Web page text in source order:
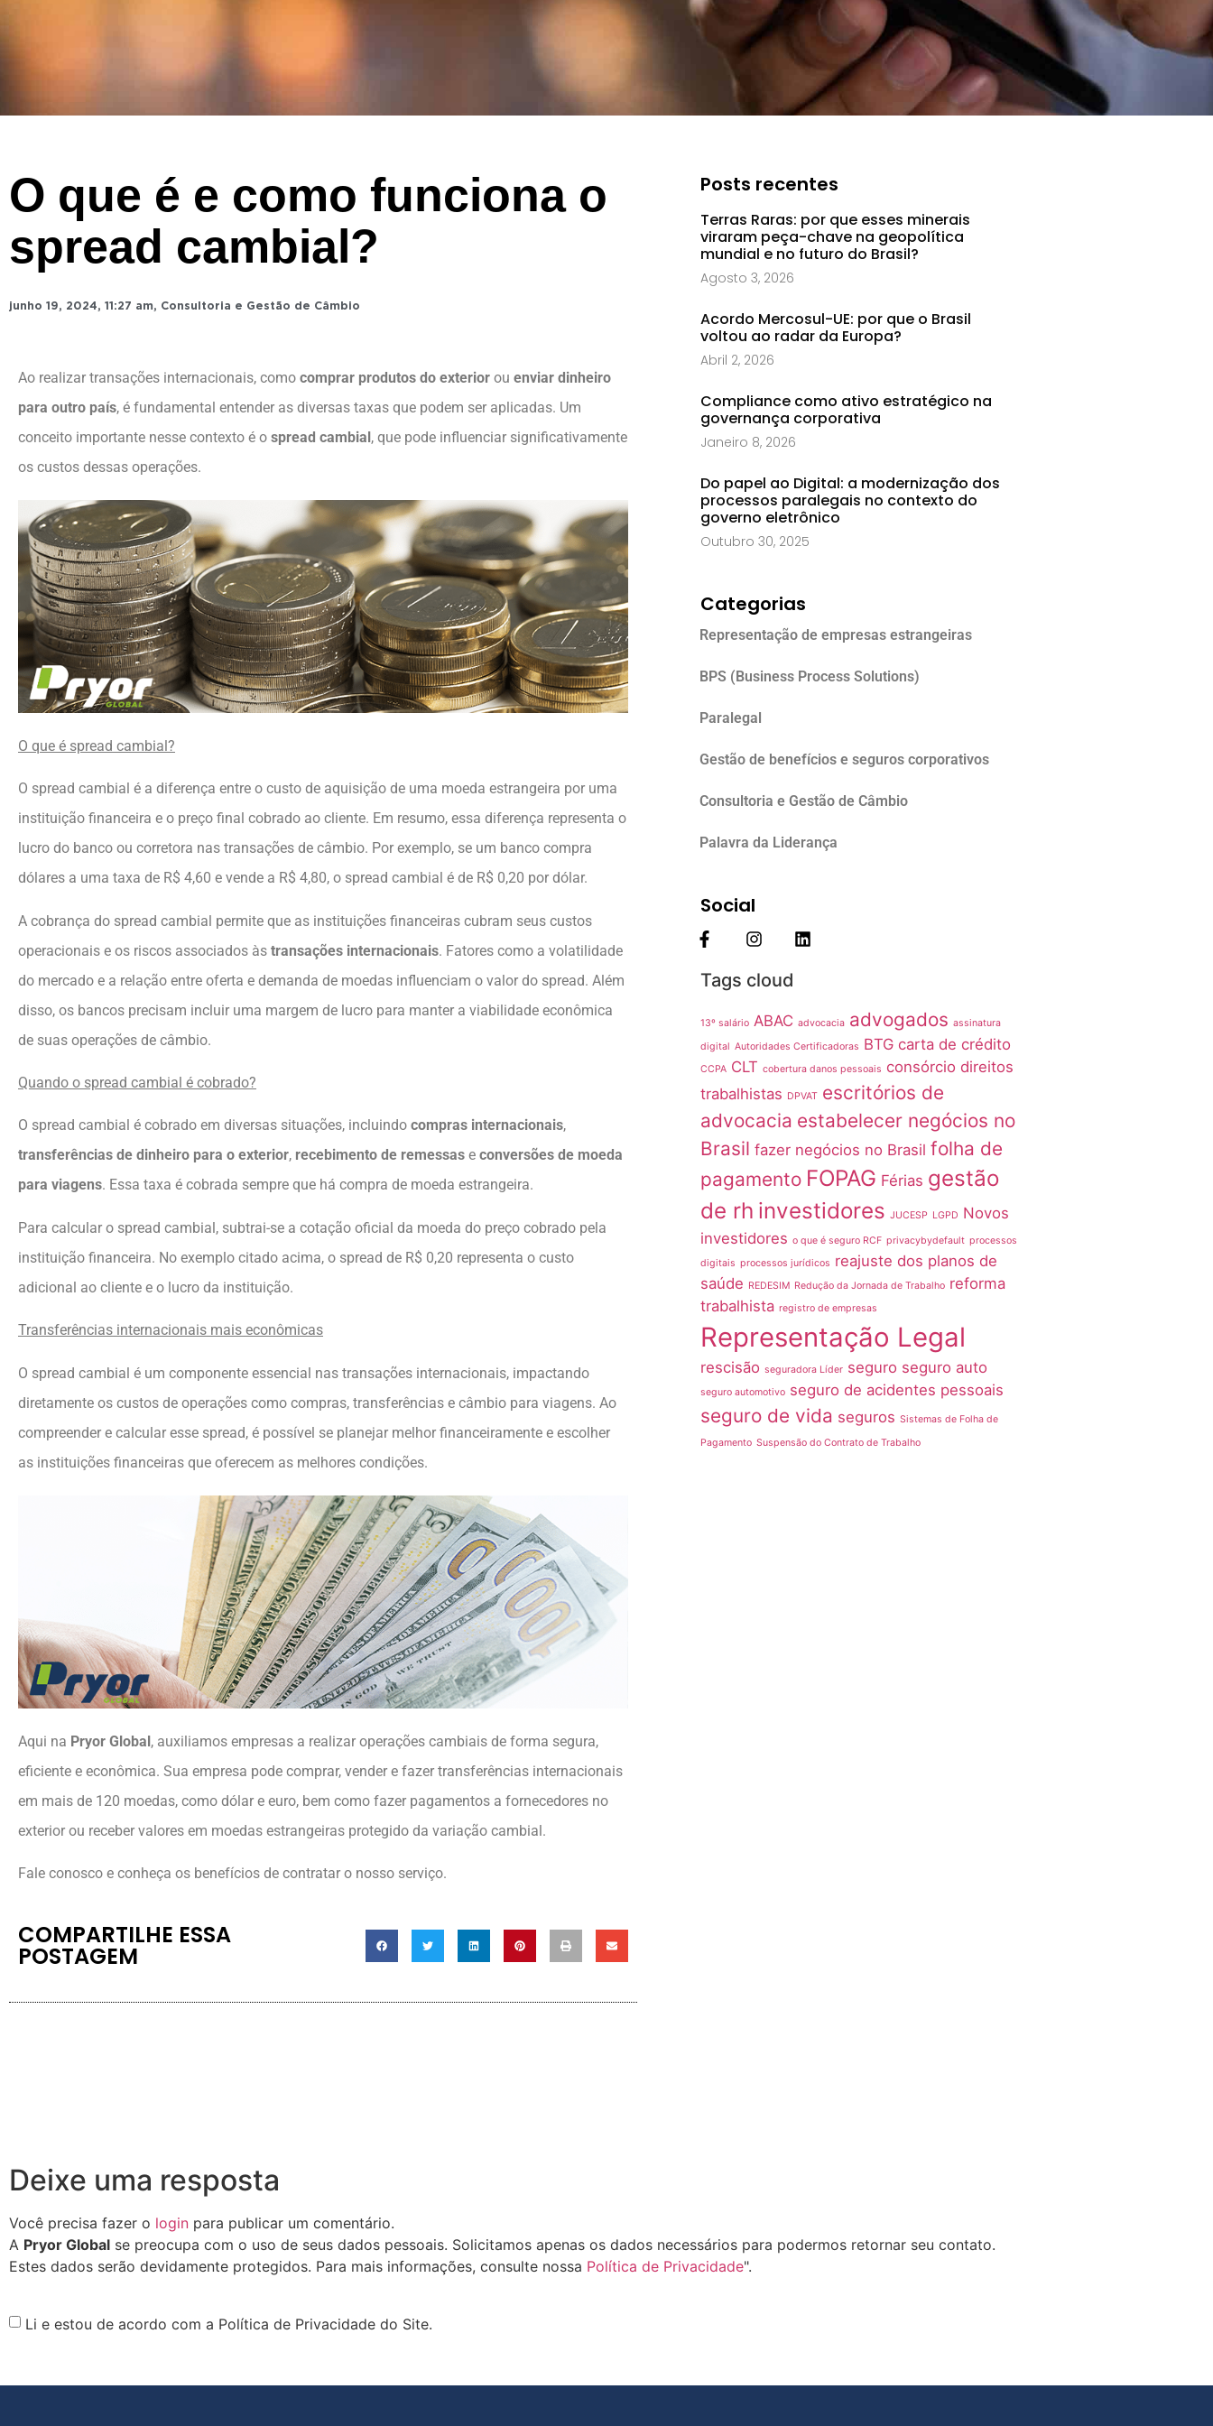
O que é e como funciona o
spread cambial?
junho 19, 2024, 11:27 am, Consultoria e Gestão de Câmbio
Ao realizar transações internacionais, como comprar produtos do exterior ou enviar dinheiro
para outro país, é fundamental entender as diversas taxas que podem ser aplicadas. Um
conceito importante nesse contexto é o spread cambial, que pode influenciar significativamente
os custos dessas operações.
O que é spread cambial?
O spread cambial é a diferença entre o custo de aquisição de uma moeda estrangeira por uma
instituição financeira e o preço final cobrado ao cliente. Em resumo, essa diferença representa o
lucro do banco ou corretora nas transações de câmbio. Por exemplo, se um banco compra
dólares a uma taxa de R$ 4,60 e vende a R$ 4,80, o spread cambial é de R$ 0,20 por dólar.
A cobrança do spread cambial permite que as instituições financeiras cubram seus custos
operacionais e os riscos associados às transações internacionais. Fatores como a volatilidade
do mercado e a relação entre oferta e demanda de moedas influenciam o valor do spread. Além
disso, os bancos precisam incluir uma margem de lucro para manter a viabilidade econômica
de suas operações de câmbio.
Quando o spread cambial é cobrado?
O spread cambial é cobrado em diversas situações, incluindo compras internacionais,
transferências de dinheiro para o exterior, recebimento de remessas e conversões de moeda
para viagens. Essa taxa é cobrada sempre que há compra de moeda estrangeira.
Para calcular o spread cambial, subtrai-se a cotação oficial da moeda do preço cobrado pela
instituição financeira. No exemplo citado acima, o spread de R$ 0,20 representa o custo
adicional ao cliente e o lucro da instituição.
Transferências internacionais mais econômicas
O spread cambial é um componente essencial nas transações internacionais, impactando
diretamente os custos de operações como compras, transferências e câmbio para viagens. Ao
compreender e calcular esse spread, é possível se planejar melhor financeiramente e escolher
as instituições financeiras que oferecem as melhores condições.
Aqui na Pryor Global, auxiliamos empresas a realizar operações cambiais de forma segura,
eficiente e econômica. Sua empresa pode comprar, vender e fazer transferências internacionais
em mais de 120 moedas, como dólar e euro, bem como fazer pagamentos a fornecedores no
exterior ou receber valores em moedas estrangeiras protegido da variação cambial.
Fale conosco e conheça os benefícios de contratar o nosso serviço.
COMPARTILHE ESSA
POSTAGEM
Posts recentes
Terras Raras: por que esses minerais
viraram peça-chave na geopolítica
mundial e no futuro do Brasil?
Agosto 3, 2026
Acordo Mercosul-UE: por que o Brasil
voltou ao radar da Europa?
Abril 2, 2026
Compliance como ativo estratégico na
governança corporativa
Janeiro 8, 2026
Do papel ao Digital: a modernização dos
processos paralegais no contexto do
governo eletrônico
Outubro 30, 2025
Categorias
Representação de empresas estrangeiras
BPS (Business Process Solutions)
Paralegal
Gestão de benefícios e seguros corporativos
Consultoria e Gestão de Câmbio
Palavra da Liderança
Social
Tags cloud
13º salário ABAC advocacia advogados assinatura
digital Autoridades Certificadoras BTG carta de crédito
CCPA CLT cobertura danos pessoais consórcio direitos
trabalhistas DPVAT escritórios de
advocacia estabelecer negócios no
Brasil fazer negócios no Brasil folha de
pagamento FOPAG Férias gestão
de rh investidores JUCESP LGPD Novos
investidores o que é seguro RCF privacybydefault processos
digitais processos jurídicos reajuste dos planos de
saúde REDESIM Redução da Jornada de Trabalho reforma
trabalhista registro de empresas
Representação Legal
rescisão seguradora Líder seguro seguro auto
seguro automotivo seguro de acidentes pessoais
seguro de vida seguros Sistemas de Folha de
Pagamento Suspensão do Contrato de Trabalho
Deixe uma resposta
Você precisa fazer o login para publicar um comentário.
A Pryor Global se preocupa com o uso de seus dados pessoais. Solicitamos apenas os dados necessários para podermos retornar seu contato.
Estes dados serão devidamente protegidos. Para mais informações, consulte nossa Política de Privacidade".
Li e estou de acordo com a Política de Privacidade do Site.